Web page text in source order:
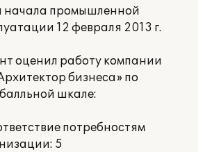
начала промышленной
12 февраля 2013 г.
оценил работу компании
бизнеса» по
шкале:
потребностям
5